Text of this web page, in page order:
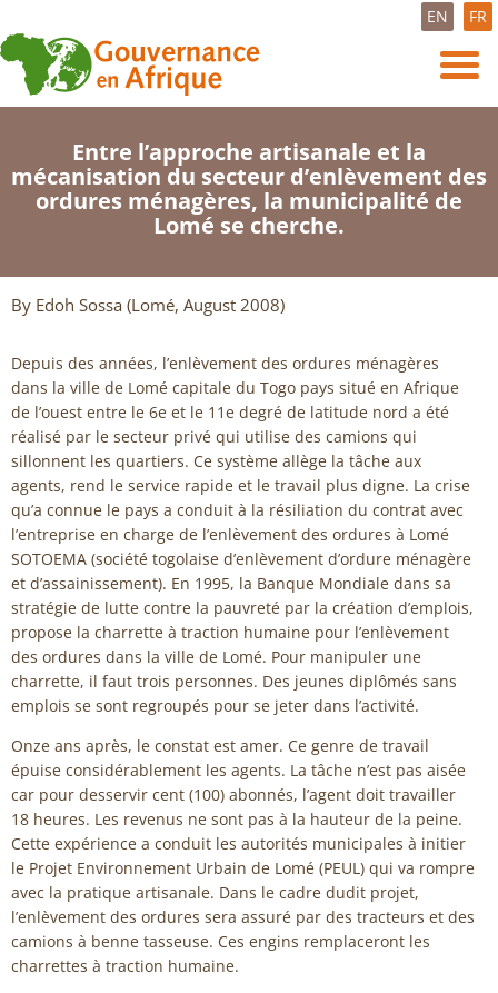
EN FR
Entre l’approche artisanale et la
mécanisation du secteur d’enlèvement des
ordures ménagères, la municipalité de
Lomé se cherche.
By Edoh Sossa (Lomé, August 2008)
Depuis des années, l’enlèvement des ordures ménagères
dans la ville de Lomé capitale du Togo pays situé en Afrique
de l’ouest entre le 6e et le 11e degré de latitude nord a été
réalisé par le secteur privé qui utilise des camions qui
sillonnent les quartiers. Ce système allège la tâche aux
agents, rend le service rapide et le travail plus digne. La crise
qu’a connue le pays a conduit à la résiliation du contrat avec
l’entreprise en charge de l’enlèvement des ordures à Lomé
SOTOEMA (société togolaise d’enlèvement d’ordure ménagère
et d’assainissement). En 1995, la Banque Mondiale dans sa
stratégie de lutte contre la pauvreté par la création d’emplois,
propose la charrette à traction humaine pour l’enlèvement
des ordures dans la ville de Lomé. Pour manipuler une
charrette, il faut trois personnes. Des jeunes diplômés sans
emplois se sont regroupés pour se jeter dans l’activité.
Onze ans après, le constat est amer. Ce genre de travail
épuise considérablement les agents. La tâche n’est pas aisée
car pour desservir cent (100) abonnés, l’agent doit travailler
18 heures. Les revenus ne sont pas à la hauteur de la peine.
Cette expérience a conduit les autorités municipales à initier
le Projet Environnement Urbain de Lomé (PEUL) qui va rompre
avec la pratique artisanale. Dans le cadre dudit projet,
l’enlèvement des ordures sera assuré par des tracteurs et des
camions à benne tasseuse. Ces engins remplaceront les
charrettes à traction humaine.